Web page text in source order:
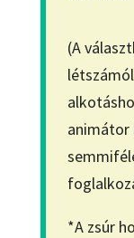
(A
animátor
*A zsúr